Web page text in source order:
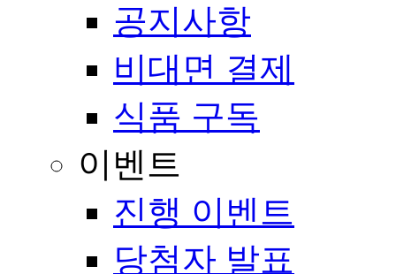
공지사항
비대면 결제
식품 구독
이벤트
진행 이벤트
당첨자 발표